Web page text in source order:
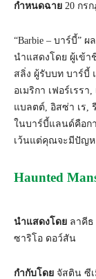
กำหนดฉาย 20 กร
“Barbie – บาร์บี้”
นำแสดงโดย ผู้เข้า
สลิ่ง ผู้รับบท บาร์บี้
อเมริกา เฟอร์เรร
แบลตต์, อิสซ่า เร,
ในบาร์บี้แลนด์คือ
เว้นแต่คุณจะมีปัญ
Haunted
นำแสดงโดย ลาคี
ซาริโอ ดอว์สัน
กำกับโดย จัสติน ซี